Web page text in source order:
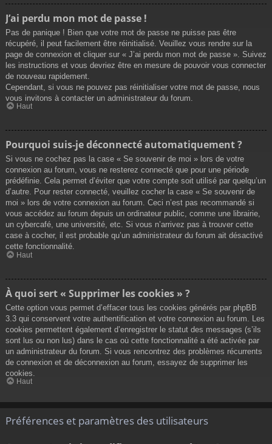
J’ai perdu mon mot de passe !
Pas de panique ! Bien que votre mot de passe ne puisse pas être
récupéré, il peut facilement être réinitialisé. Veuillez vous rendre sur la
page de connexion et cliquer sur « J’ai perdu mon mot de passe ». Suivez
les instructions et vous devriez être en mesure de pouvoir vous connecter
de nouveau rapidement.
Cependant, si vous ne pouvez pas réinitialiser votre mot de passe, nous
vous invitons à contacter un administrateur du forum.
Haut
Pourquoi suis-je déconnecté automatiquement ?
Si vous ne cochez pas la case « Se souvenir de moi » lors de votre
connexion au forum, vous ne resterez connecté que pour une période
prédéfinie. Cela permet d’éviter que votre compte soit utilisé par quelqu’un
d’autre. Pour rester connecté, veuillez cocher la case « Se souvenir de
moi » lors de votre connexion au forum. Ceci n’est pas recommandé si
vous accédez au forum depuis un ordinateur public, comme une librairie,
un cybercafé, une université, etc. Si vous n’arrivez pas à trouver cette
case à cocher, il est probable qu’un administrateur du forum ait désactivé
cette fonctionnalité.
Haut
À quoi sert « Supprimer les cookies » ?
Cette option vous permet d’effacer tous les cookies générés par phpBB
3.3 qui conservent votre authentification et votre connexion au forum. Les
cookies permettent également d’enregistrer le statut des messages (s’ils
sont lus ou non lus) dans le cas où cette fonctionnalité a été activée par
un administrateur du forum. Si vous rencontrez des problèmes récurrents
de connexion et de déconnexion au forum, essayez de supprimer les
cookies.
Haut
Préférences et paramètres des utilisateurs